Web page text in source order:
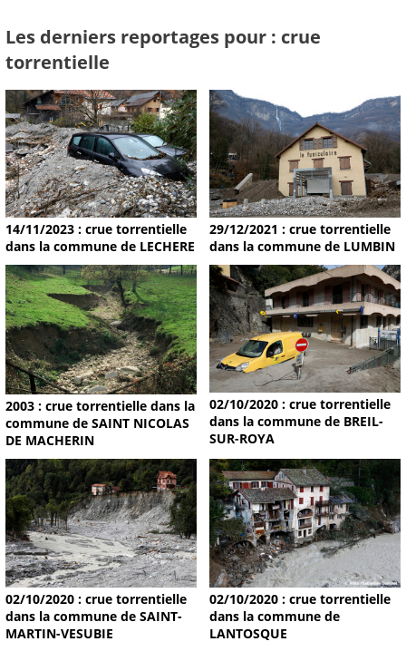
Les derniers reportages pour : crue
torrentielle
14/11/2023 : crue torrentielle
dans la commune de LECHERE
29/12/2021 : crue torrentielle
dans la commune de LUMBIN
2003 : crue torrentielle dans la
commune de SAINT NICOLAS
DE MACHERIN
02/10/2020 : crue torrentielle
dans la commune de BREIL-
SUR-ROYA
02/10/2020 : crue torrentielle
dans la commune de SAINT-
MARTIN-VESUBIE
02/10/2020 : crue torrentielle
dans la commune de
LANTOSQUE